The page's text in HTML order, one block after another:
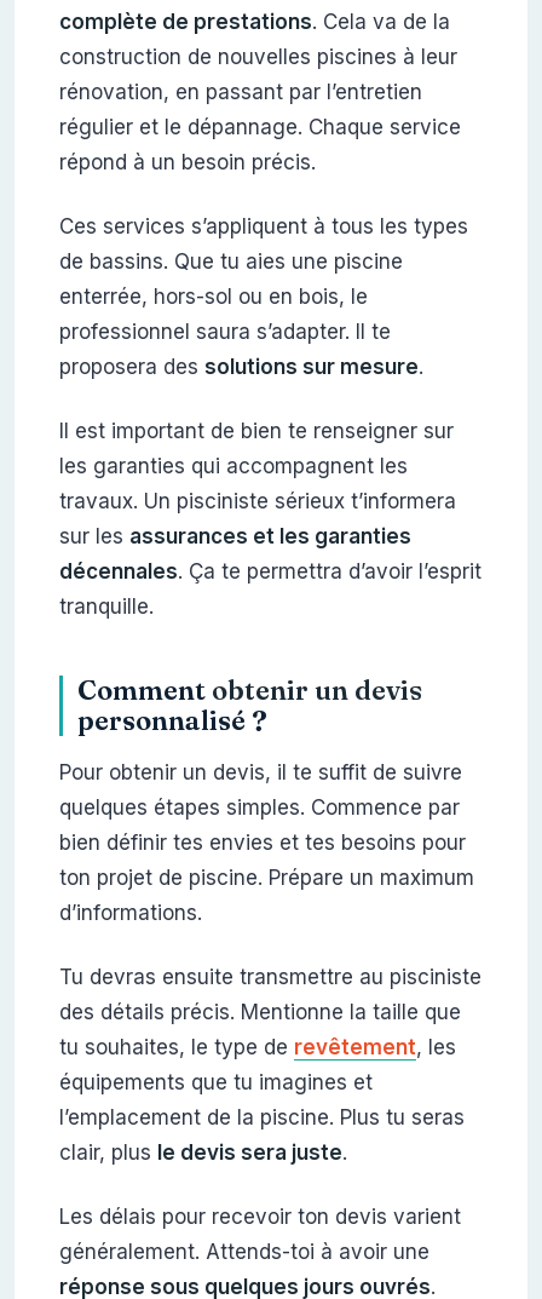
complète de prestations. Cela va de la
construction de nouvelles piscines à leur
rénovation, en passant par l’entretien
régulier et le dépannage. Chaque service
répond à un besoin précis.
Ces services s’appliquent à tous les types
de bassins. Que tu aies une piscine
enterrée, hors-sol ou en bois, le
professionnel saura s’adapter. Il te
proposera des solutions sur mesure.
Il est important de bien te renseigner sur
les garanties qui accompagnent les
travaux. Un pisciniste sérieux t’informera
sur les assurances et les garanties
décennales. Ça te permettra d’avoir l’esprit
tranquille.
Comment obtenir un devis
personnalisé ?
Pour obtenir un devis, il te suffit de suivre
quelques étapes simples. Commence par
bien définir tes envies et tes besoins pour
ton projet de piscine. Prépare un maximum
d’informations.
Tu devras ensuite transmettre au pisciniste
des détails précis. Mentionne la taille que
tu souhaites, le type de revêtement, les
équipements que tu imagines et
l’emplacement de la piscine. Plus tu seras
clair, plus le devis sera juste.
Les délais pour recevoir ton devis varient
généralement. Attends-toi à avoir une
réponse sous quelques jours ouvrés.